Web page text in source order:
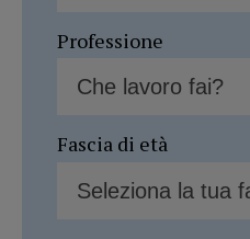
Professione
Fascia di età